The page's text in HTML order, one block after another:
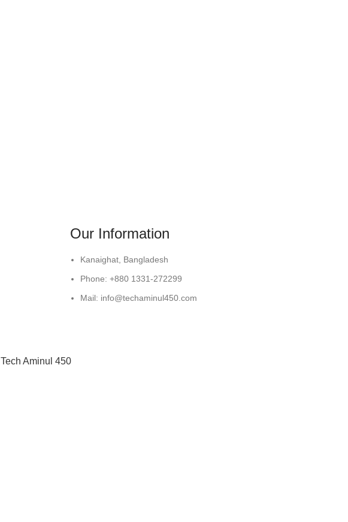
Our Information
Kanaighat, Bangladesh
Phone: +880 1331-272299
Mail: info@techaminul450.com
Tech Aminul 450